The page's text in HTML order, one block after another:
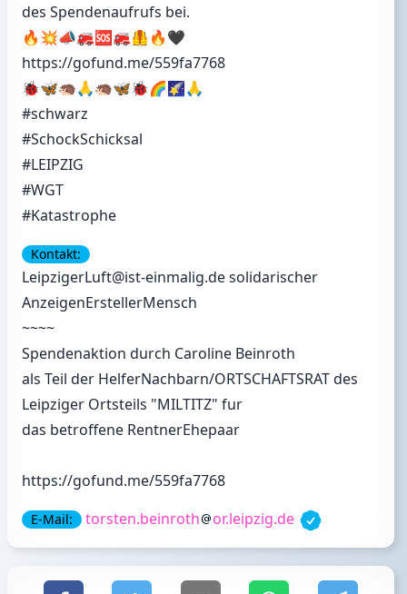
des Spendenaufrufs bei.
🔥💥📣🚒🆘🚒🦺🔥🖤
https://gofund.me/559fa7768
🐞🦋🦔🙏🦔🦋🐞🌈🌠🙏
#schwarz
#SchockSchicksal
#LEIPZIG
#WGT
#Katastrophe
Kontakt:
LeipzigerLuft@ist-einmalig.de solidarischer
AnzeigenErstellerMensch
~~~~
Spendenaktion durch Caroline Beinroth
als Teil der HelferNachbarn/ORTSCHAFTSRAT des
Leipziger Ortsteils "MILTITZ" fur
das betroffene RentnerEhepaar
https://gofund.me/559fa7768
E-Mail: torsten.beinroth or.leipzig.de